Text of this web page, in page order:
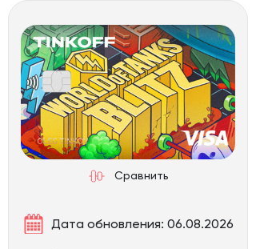
Сравнить
Дата обновления: 06.08.2026